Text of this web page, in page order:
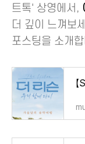
트톡' 상영에서,
더 깊이 느껴보
포스팅을 소개